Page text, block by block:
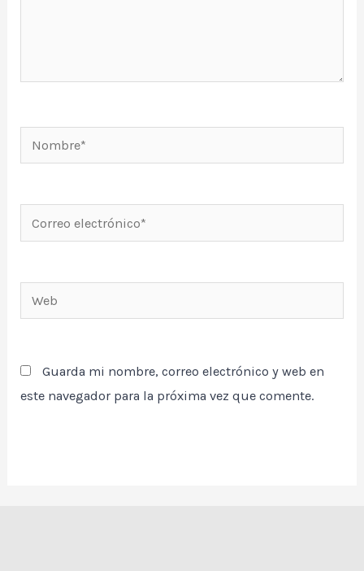
Nombre*
electrónico*
Web
Guarda mi nombre, correo electrónico y web en
este navegador para la próxima vez que comente.